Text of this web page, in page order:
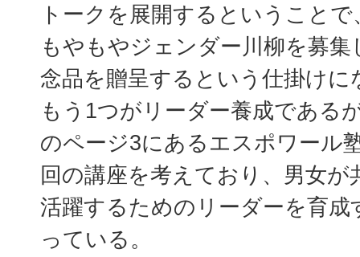
トークを展開するということ
もやもやジェンダー川柳を募
念品を贈呈するという仕掛けに
もう1つがリーダー養成である
のページ3にあるエスポワール
回の講座を考えており、男女が
活躍するためのリーダーを育成
っている。